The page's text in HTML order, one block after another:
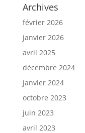
Archives
février 2026
janvier 2026
avril 2025
décembre 2024
janvier 2024
octobre 2023
juin 2023
avril 2023